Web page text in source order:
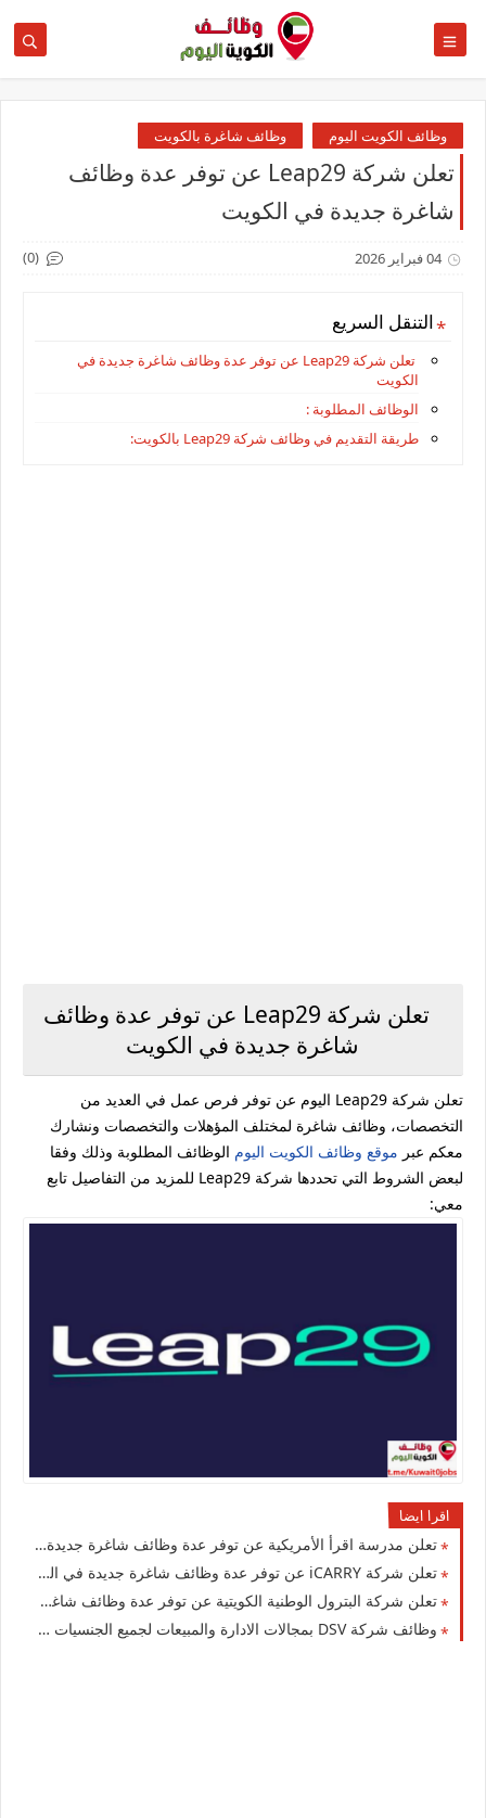
وظائف الكويت اليوم وظائف شاغرة بالكويت
تعلن شركة ‏Leap29‏ عن توفر عدة وظائف
شاغرة جديدة في الكويت
04 فبراير 2026 (0)
التنقل السريع
تعلن شركة ‏Leap29‏ عن توفر عدة وظائف شاغرة جديدة في
الكويت
الوظائف المطلوبة :
طريقة التقديم في وظائف شركة ‏Leap29 بالكويت:
تعلن شركة ‏Leap29‏ عن توفر عدة وظائف
شاغرة جديدة في الكويت
تعلن شركة ‏Leap29 اليوم عن توفر فرص عمل في العديد من
التخصصات، وظائف شاغرة لمختلف المؤهلات والتخصصات ونشارك
معكم عبر موقع وظائف الكويت اليوم الوظائف المطلوبة وذلك وفقا
لبعض الشروط التي تحددها شركة ‏Leap29 للمزيد من التفاصيل تابع
معي:
اقرا ايضا
تعلن مدرسة اقرأ الأمريكية عن توفر عدة وظائف شاغرة جديدة في العديد من التخصصات في الكويت
تعلن شركة iCARRY عن توفر عدة وظائف شاغرة جديدة في العديد من التخصصات للوافدين والمقيمين في الكويت
تعلن شركة البترول الوطنية الكويتية عن توفر عدة وظائف شاغرة جديدة في مختلف التخصصات للجنسيين في الكويت
وظائف شركة DSV بمجالات الادارة والمبيعات لجميع الجنسيات في الكويت